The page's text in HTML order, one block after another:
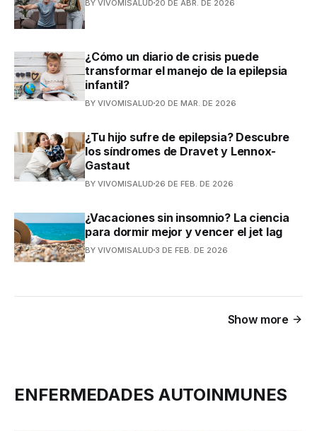
BY VIVOMISALUD 20 DE ABR. DE 2026
¿Cómo un diario de crisis puede
transformar el manejo de la epilepsia
infantil?
BY VIVOMISALUD 20 DE MAR. DE 2026
¿Tu hijo sufre de epilepsia? Descubre
los síndromes de Dravet y Lennox-
Gastaut
BY VIVOMISALUD 26 DE FEB. DE 2026
¿Vacaciones sin insomnio? La ciencia
para dormir mejor y vencer el jet lag
BY VIVOMISALUD 3 DE FEB. DE 2026
Show more
ENFERMEDADES AUTOINMUNES